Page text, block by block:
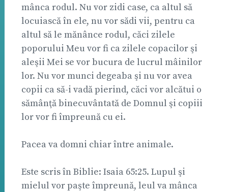
mânca rodul. Nu vor zidi case, ca altul să
locuiască în ele, nu vor sădi vii, pentru ca
altul să le mănânce rodul, căci zilele
poporului Meu vor fi ca zilele copacilor şi
aleşii Mei se vor bucura de lucrul mâinilor
lor. Nu vor munci degeaba şi nu vor avea
copii ca să-i vadă pierind, căci vor alcătui o
sămânţă binecuvântată de Domnul şi copiii
lor vor fi împreună cu ei.
Pacea va domni chiar între animale.
Este scris în Biblie: Isaia 65:25. Lupul şi
mielul vor paşte împreună, leul va mânca